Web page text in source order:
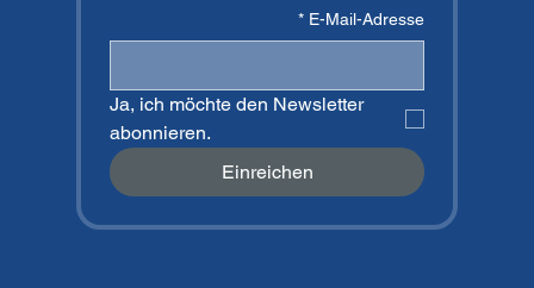
E-Mail-Adresse
*
Ja, ich möchte den Newsletter
abonnieren.
Einreichen